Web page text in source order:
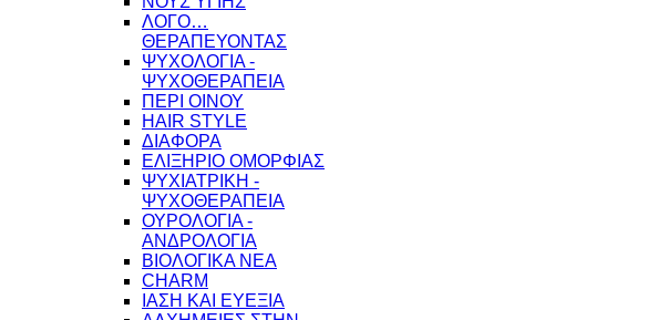
ΛΟΓΟ…
ΘΕΡΑΠΕΥΟΝΤΑΣ
ΨΥΧΟΛΟΓΙΑ -
ΨΥΧΟΘΕΡΑΠΕΙΑ
ΠΕΡΙ ΟΙΝΟΥ
HAIR STYLE
ΔΙΑΦΟΡΑ
ΕΛΙΞΗΡΙΟ ΟΜΟΡΦΙΑΣ
ΨΥΧΙΑΤΡΙΚΗ -
ΨΥΧΟΘΕΡΑΠΕΙΑ
ΟΥΡΟΛΟΓΙΑ -
ΑΝΔΡΟΛΟΓΙΑ
ΒΙΟΛΟΓΙΚΑ ΝΕΑ
CHARM
ΙΑΣΗ ΚΑΙ ΕΥΕΞΙΑ